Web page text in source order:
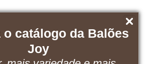
o catálogo da Balões
Joy
Acesse o App